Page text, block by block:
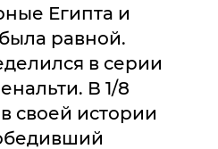
Египта и
равной.
в серии
В 1/8
своей истории